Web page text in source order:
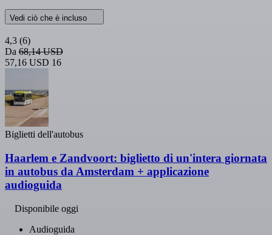
Vedi ciò che è incluso
4,3 (6)
Da 68,14 USD
57,16 USD 16
Biglietti dell'autobus
Haarlem e Zandvoort: biglietto di un'intera giornata
in autobus da Amsterdam + applicazione
audioguida
Disponibile oggi
Audioguida